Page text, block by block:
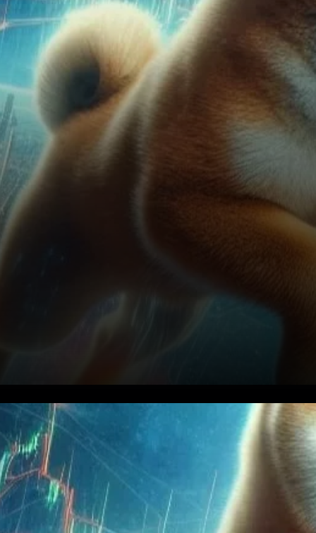
Le paysage en constante
évolution du marché des